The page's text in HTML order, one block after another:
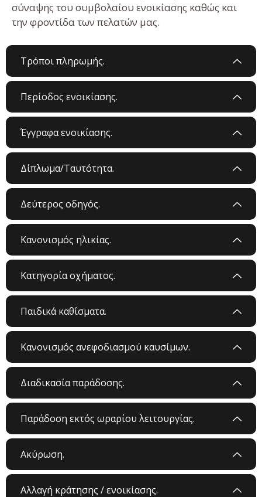
σύναψης του συμβολαίου ενοικίασης καθώς και
την φροντίδα των πελατών μας.
Τρόποι πληρωμής.
Περίοδος ενοικίασης.
Έγγραφα ενοικίασης.
Δίπλωμα/Ταυτότητα.
Δεύτερος οδηγός.
Κανονισμός ηλικίας.
Κατηγορία οχήματος.
Παιδικά καθίσματα.
Κανονισμός ανεφοδιασμού καυσίμων.
Διαδικασία παράδοσης.
Παράδοση εκτός ωραρίου λειτουργίας.
Ακύρωση.
Αλλαγή κράτησης / ενοικίασης.